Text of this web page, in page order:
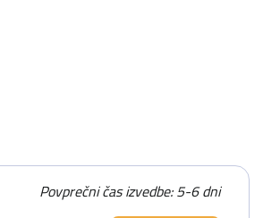
Povprečni čas izvedbe: 5-6 dni